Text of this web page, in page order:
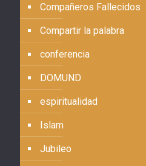
Compañeros Fallecidos
Compartir la palabra
conferencia
DOMUND
espiritualidad
Islam
Jubileo